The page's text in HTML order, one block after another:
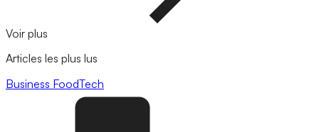
Voir plus
Articles les plus lus
Business FoodTech